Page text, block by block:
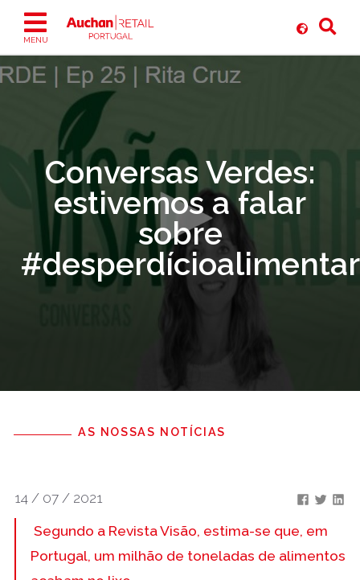
conteúdo
MENU
Conversas Verdes:
estivemos a falar
sobre
#desperdícioalimentar
AS NOSSAS NOTÍCIAS
14 / 07 / 2021
Segundo a Revista Visão, estima-se que, em
Portugal, um milhão de toneladas de alimentos